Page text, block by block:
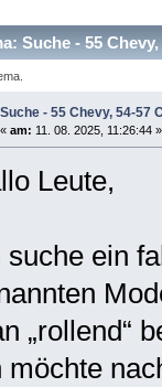
Suche - 55
Suche - 55 Chevy, 54-57
« am: 11. 08. 2025, 11:26:44 »
Leute,
suche ein
„rollend“
möchte